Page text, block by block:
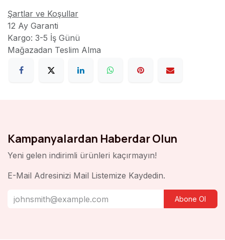
Şartlar ve Koşullar
12 Ay Garanti
Kargo: 3-5 İş Günü
Mağazadan Teslim Alma
Kampanyalardan Haberdar Olun
Yeni gelen indirimli ürünleri kaçırmayın!
E-Mail Adresinizi Mail Listemize Kaydedin.
Abone Ol